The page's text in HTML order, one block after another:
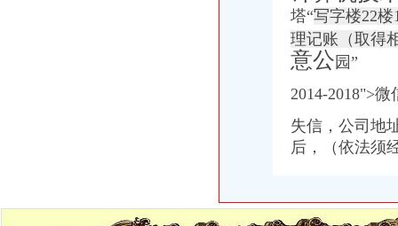
谁回收执照谁能回收营业执照专业回收执照的代理机构-北京工商注册|
【北京三河燕郊全程办理营业执照税务银行等各项手续】-北京易登网
印刷厂转让_新浪新闻
塔“写字楼22
理记账（取得
意公 园”
2014-2018">
失信，公司地
后，（依法须